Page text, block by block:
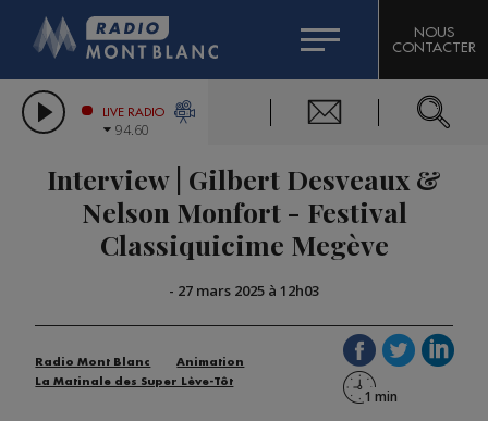
LES CHRONIQUES DE L'EXPERT
CITIZEN MACHINERY
GRAND MASSIF DOMAINES SKIABLES
BIGARD
COMPAGNIE DU MONT-BLANC
NOUS
CONTACTER
LIVE RADIO
94.60
Interview | Gilbert Desveaux &
Nelson Monfort - Festival
Classiquicime Megève
- 27 mars 2025 à 12h03
Radio Mont Blanc
Animation
La Matinale des Super Lève-Tôt